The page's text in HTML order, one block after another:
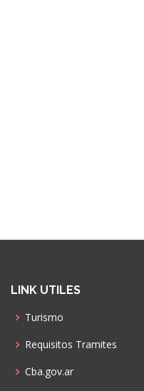
LINK UTILES
Turismo
Requisitos Tramites
Cba.gov.ar